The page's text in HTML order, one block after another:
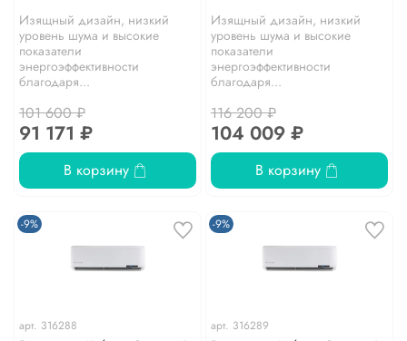
Изящный дизайн, низкий
уровень шума и высокие
показатели
энергоэффективности
благодаря...
101 600 ₽
91 171 ₽
В корзину
Изящный дизайн, низкий
уровень шума и высокие
показатели
энергоэффективности
благодаря...
116 200 ₽
104 009 ₽
В корзину
-9%
арт. 316288
-9%
арт. 316289